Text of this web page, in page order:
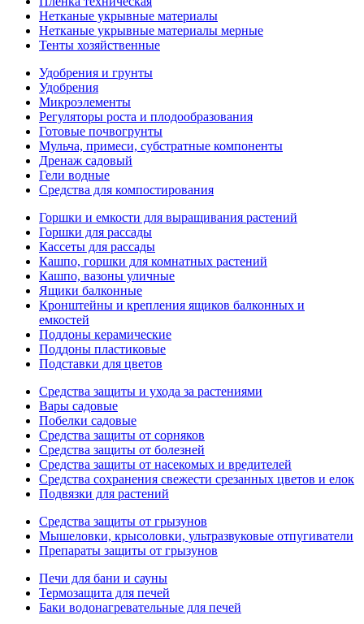
Нетканые укрывные материалы
Нетканые укрывные материалы мерные
Тенты хозяйственные
Удобрения и грунты
Удобрения
Микроэлементы
Регуляторы роста и плодообразования
Готовые почвогрунты
Мульча, примеси, субстратные компоненты
Дренаж садовый
Гели водные
Средства для компостирования
Горшки и емкости для выращивания растений
Горшки для рассады
Кассеты для рассады
Кашпо, горшки для комнатных растений
Кашпо, вазоны уличные
Ящики балконные
Кронштейны и крепления ящиков балконных и
емкостей
Поддоны керамические
Поддоны пластиковые
Подставки для цветов
Средства защиты и ухода за растениями
Вары садовые
Побелки садовые
Средства защиты от сорняков
Средства защиты от болезней
Средства защиты от насекомых и вредителей
Средства сохранения свежести срезанных цветов и елок
Подвязки для растений
Средства защиты от грызунов
Мышеловки, крысоловки, ультразвуковые отпугиватели
Препараты защиты от грызунов
Печи для бани и сауны
Термозащита для печей
Баки водонагревательные для печей